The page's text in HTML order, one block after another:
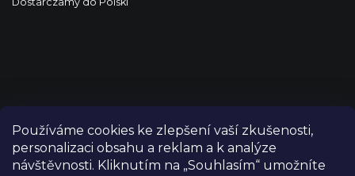
Používáme cookies ke zlepšení vaší zkušenosti,
personalizaci obsahu a reklam a k analýze
návštěvnosti. Kliknutím na „Souhlasím“ umožníte